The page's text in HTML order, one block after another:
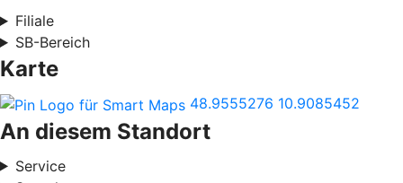
Filiale
SB-Bereich
Karte
48.9555276 10.9085452
An diesem Standort
Service